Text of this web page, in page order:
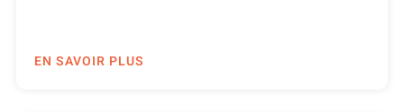
EN SAVOIR PLUS